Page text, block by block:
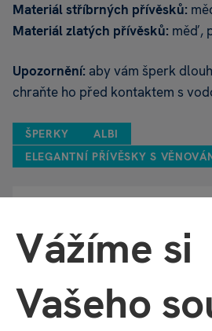
Materiál stříbrných přívěsků:
Materiál zlatých přívěsků: měď,
Upozornění: aby vám šperk
chraňte ho před kontaktem s
ŠPERKY
ALBI
ELEGANTNÍ PŘÍVĚSKY S
Vážíme si
Vašeho